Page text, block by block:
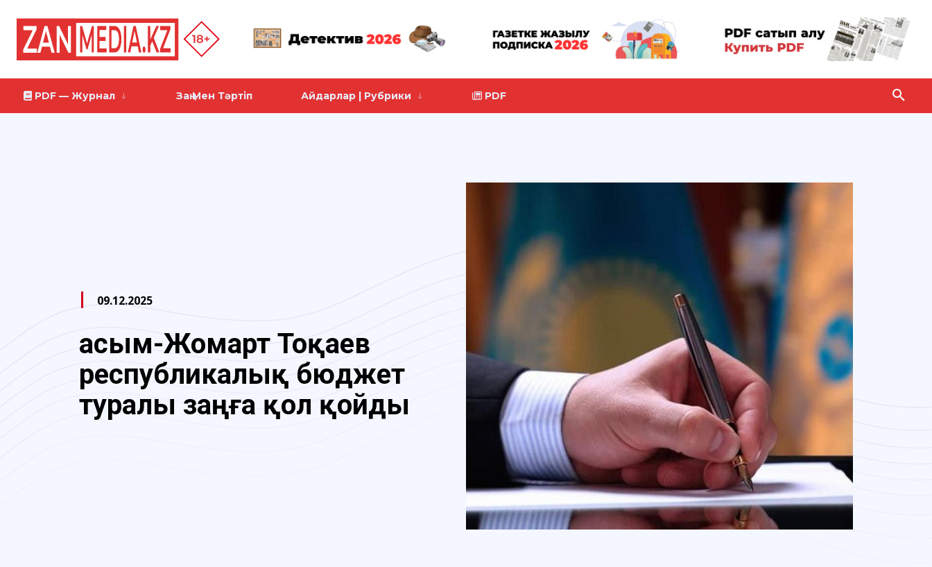
PDF — Журнал Заң Мен Тәртіп Айдарлар | Рубрики PDF
09.12.2025
Қасым-Жомарт Тоқаев
республикалық бюджет
туралы заңға қол қойды